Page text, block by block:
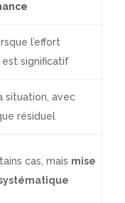
l’effort
significatif
situation, avec
résiduel
cas, mais mise